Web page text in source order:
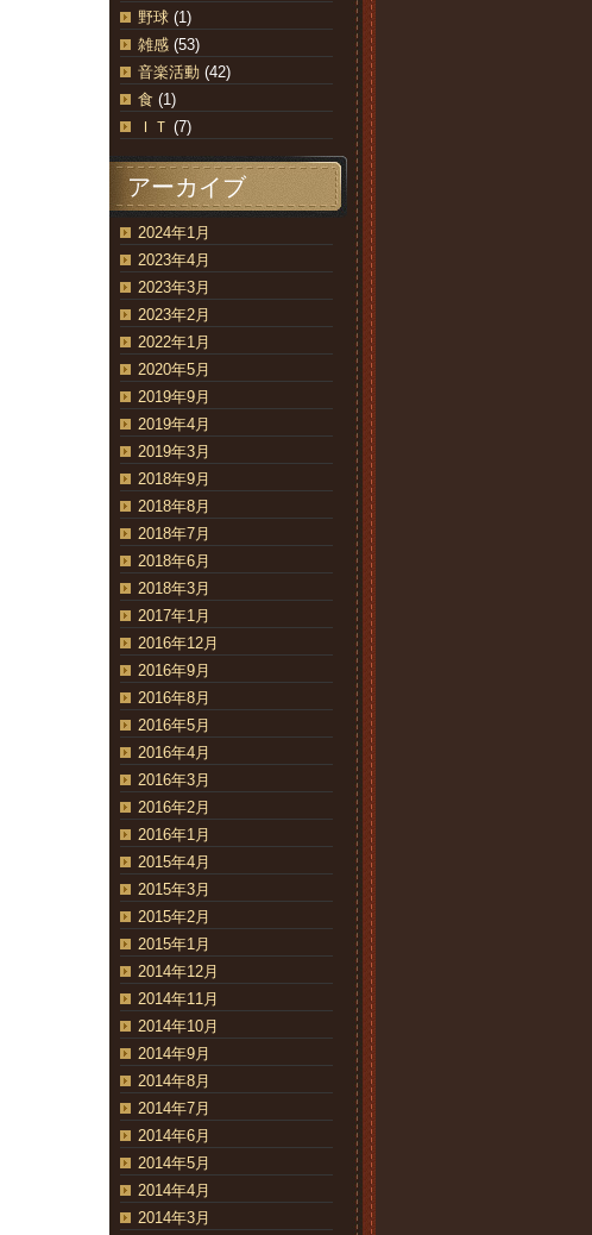
野球 (1)
雑感 (53)
音楽活動 (42)
食 (1)
ＩＴ (7)
アーカイブ
2024年1月
2023年4月
2023年3月
2023年2月
2022年1月
2020年5月
2019年9月
2019年4月
2019年3月
2018年9月
2018年8月
2018年7月
2018年6月
2018年3月
2017年1月
2016年12月
2016年9月
2016年8月
2016年5月
2016年4月
2016年3月
2016年2月
2016年1月
2015年4月
2015年3月
2015年2月
2015年1月
2014年12月
2014年11月
2014年10月
2014年9月
2014年8月
2014年7月
2014年6月
2014年5月
2014年4月
2014年3月